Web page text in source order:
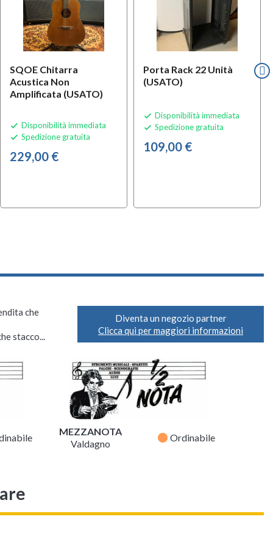
SQOE Chitarra
Acustica Non
Amplificata (USATO)
 Disponibilità immediata
 Spedizione gratuita
229,00 €
Porta Rack 22 Unità
(USATO)
 Disponibilità immediata
 Spedizione gratuita
109,00 €
che
stacco...
Diventa un negozio partner
Clicca qui per maggiori informazioni
MEZZANOTA
Valdagno
fiber_manual_record Ordinabile